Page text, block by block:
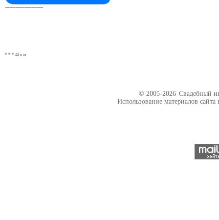
--------------------------
*-*-* 4box
© 2005-2026 Свадебный
Использование материалов